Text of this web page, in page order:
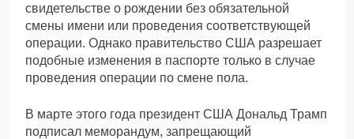
свидетельстве о рождении без обязательной
смены имени или проведения соответствующей
операции. Однако правительство США разрешает
подобные изменения в паспорте только в случае
проведения операции по смене пола.
В марте этого года президент США Дональд Трамп
подписал меморандум, запрещающий